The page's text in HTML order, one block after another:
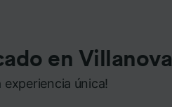
en Villanova
experiencia única!